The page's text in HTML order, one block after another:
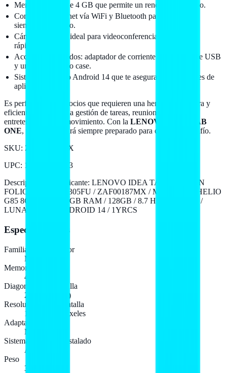
Memoria RAM de 4 GB que permite un rendimiento fluido.
Conexión a Internet vía WiFi y Bluetooth para mantenerte
siempre conectado.
Cámara de 8 MP ideal para videoconferencias y fotografía
rápida.
Accesorios incluidos: adaptador de corriente USB-C, cable USB
y un elegante folio case.
Sistema operativo Android 14 que te asegura acceso a miles de
aplicaciones.
Es perfecta para negocios que requieren una herramienta ligera y
eficiente, ideal para la gestión de tareas, reuniones en línea y
entretenimiento en movimiento. Con la LENOVO IDEA TAB
ONE, tu equipo estará siempre preparado para cualquier desafío.
SKU: ZAF00187MX
UPC: 198156391223
Descripción del fabricante: LENOVO IDEA TAB ONE CON
FOLIO CASE / TB305FU / ZAF00187MX / MEDIATEK HELIO
G85 8C 2.0GHZ / 4GB RAM / 128GB / 8.7 HD 1340X800 /
LUNA GREY / ANDROID 14 / 1YRCS
Especificaciones
Familia de procesador
Mediatek
Memoria interna
4 GB
Diagonal de la pantalla
22,1 cm (8.7")
Resolución de la pantalla
1340 x 800 Pixeles
Adaptador gráfico
Mali-G52
Sistema operativo instalado
Android 14
Peso
320 g